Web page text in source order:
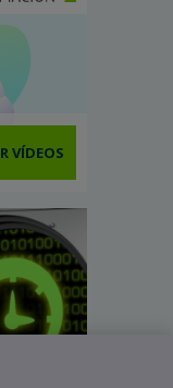
VÍDEOS